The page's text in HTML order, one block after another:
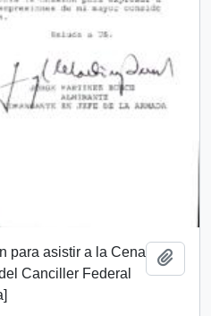
para asistir a la Cena
Canciller Federal